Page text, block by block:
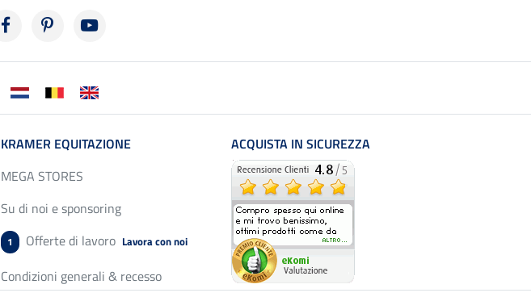
KRAMER EQUITAZIONE
MEGA STORES
Su di noi e sponsoring
1 Offerte di lavoro Lavora con noi
Condizioni generali & recesso
ACQUISTA IN SICUREZZA